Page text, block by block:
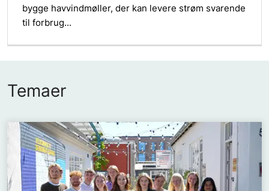
bygge havvindmøller, der kan levere strøm svarende
til forbrug...
Temaer